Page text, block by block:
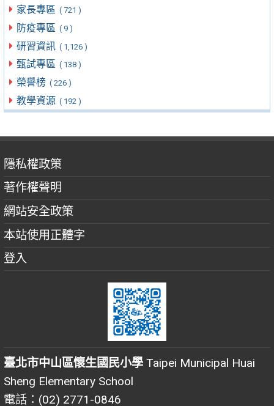
家長專區 ( 721 )
防疫專區 ( 9 )
研習資訊 ( 1,126 )
甄試專區 ( 138 )
榮譽榜 ( 226 )
教學資源 ( 192 )
隱私權政策
著作權聲明
網站安全政策
本站使用正體字
登入
臺北市中山區懷生國民小學 Taipei Municipal Huai
Sheng Elementary School
電話：(02) 2771-0846